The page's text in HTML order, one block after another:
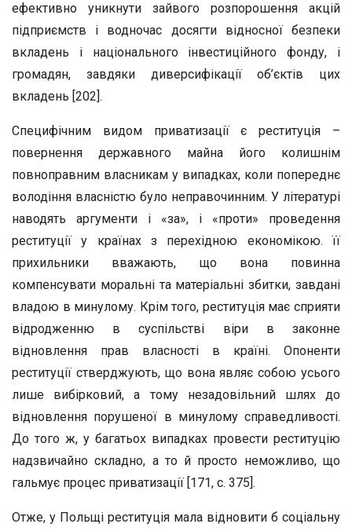
ефективно уникнути зайвого розпорошення акцій
підприємств і водночас досягти відносної безпеки
вкладень і національного інвестиційного фонду, і
громадян, завдяки диверсифікації об’єктів цих
вкладень [202].
Специфічним видом приватизації є реституція –
повернення державного майна його колишнім
повноправним власникам у випадках, коли попереднє
володіння власністю було неправочинним. У літературі
наводять аргументи і «за», і «проти» проведення
реституції у країнах з перехідною економікою. її
прихильники вважають, що вона повинна
компенсувати моральні та матеріальні збитки, завдані
владою в минулому. Крім того, реституція має сприяти
відродженню в суспільстві віри в законне
відновлення прав власності в країні. Опоненти
реституції стверджують, що вона являє собою усього
лише вибірковий, а тому незадовільний шлях до
відновлення порушеної в минулому справедливості.
До того ж, у багатьох випадках провести реституцію
надзвичайно складно, а то й просто неможливо, що
гальмує процес приватизації [171, с. 375].
Отже, у Польщі реституція мала відновити б соціальну